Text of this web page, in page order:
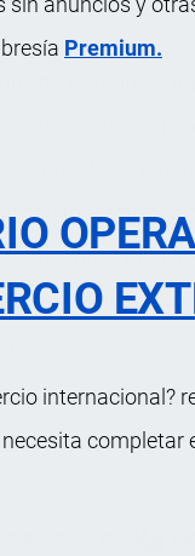
Premium.
internacional?
completar
que no se
marcas de
-
Intelectual,
patentes,
contractuales